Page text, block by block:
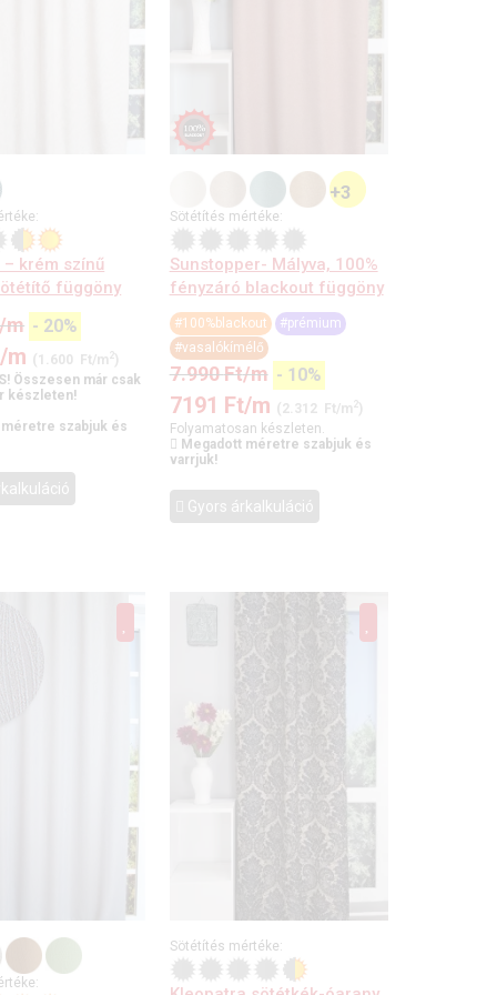
krém színű
függöny
/m - 20%
/m (1.600 Ft/m 2)
Összesen már csak
készleten!
szabjuk és
+3
Sötétítés mértéke:
Sunstopper- Mályva, 100%
fényzáró blackout függöny
#100%blackout
#prémium
#vasalókímélő
7.990Ft/m - 10%
7191 Ft/m (2.312 Ft/m 2)
Folyamatosan készleten.
Megadott méretre szabjuk és
varrjuk!
Gyors árkalkuláció
Sötétítés mértéke: